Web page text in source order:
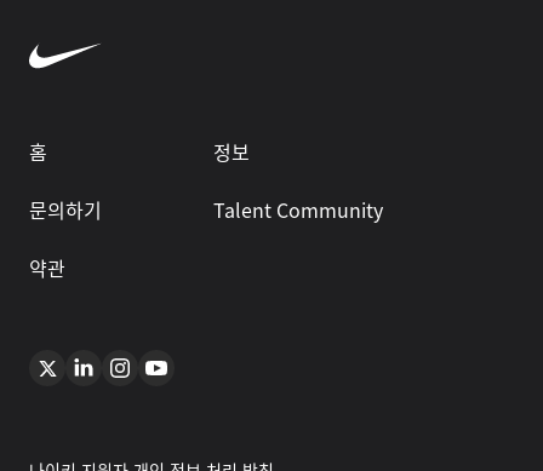
홈
정보
문의하기
Talent Community
약관